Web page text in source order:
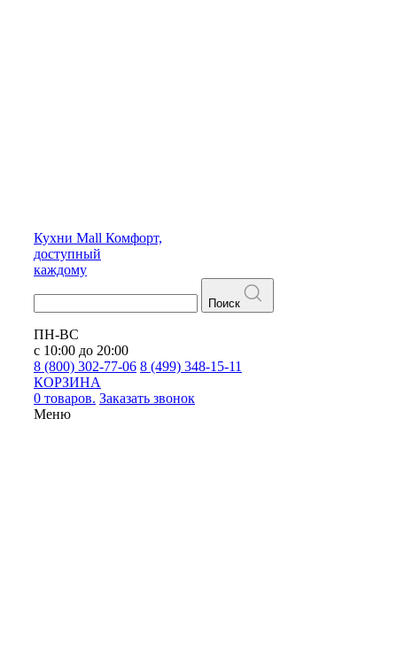
Кухни Mall Комфорт,
доступный
каждому
Поиск
ПН-ВС
с 10:00 до 20:00
8 (800) 302-77-06 8 (499) 348-15-11
КОРЗИНА
0 товаров. Заказать звонок
Меню